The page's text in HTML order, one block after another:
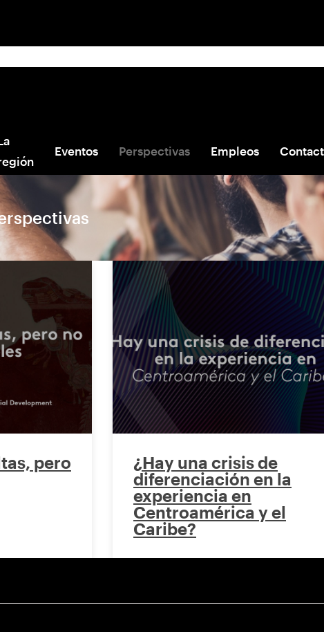
Eventos Perspectivas Empleos
pero
¿Hay una crisis de
diferenciación en la
experiencia en
Centroamérica y el
Caribe?